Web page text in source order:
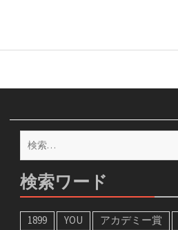
検
索:
検索ワード
1899 YOU アカデミー賞